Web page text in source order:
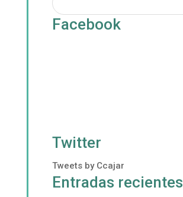
Facebook
Twitter
Tweets by Ccajar
Entradas recientes